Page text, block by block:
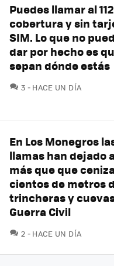
Puedes llamar al
cobertura y sin
SIM. Lo que no
dar por hecho es
sepan dónde estás
3 COMENTARIOS
HACE UN DÍA
En Los Monegros
llamas han dejado
más que que
cientos de metros
trincheras y
Guerra Civil
2 COMENTARIOS
HACE UN DÍA